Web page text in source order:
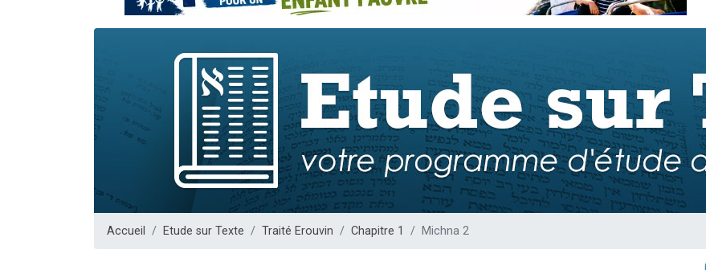
12 nouvelles musiques dans Torah-Box Music
2 personnes viennent de nous rejoindre sur WhatsApp
2 nouvelles musiques dans Torah-Box Music
3 personnes viennent de nous rejoindre sur WhatsApp
8 personnes viennent de faire un don pour Tsédaka : pauvres d'Israel
2 personnes viennent de faire un don pour 1 Journée de Vacances Pour les Enfants
Accueil Etude sur Texte Traité Erouvin Chapitre 1 Michna 2